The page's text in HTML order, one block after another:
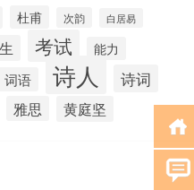
杜甫 次韵 白居易
考试 能力
词语 诗人 诗词
雅思 黄庭坚